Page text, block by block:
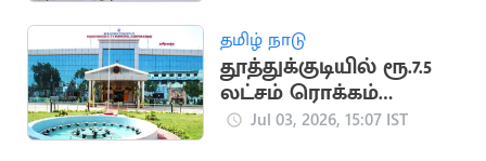
எச்சரிக்கை
தமிழ் நாடு
தூத்துக்குடியில் ரூ.7.5
லட்சம் ரொக்கம்
பறிமுதல்: லஞ்ச
Jul 03, 2026, 15:07 IST